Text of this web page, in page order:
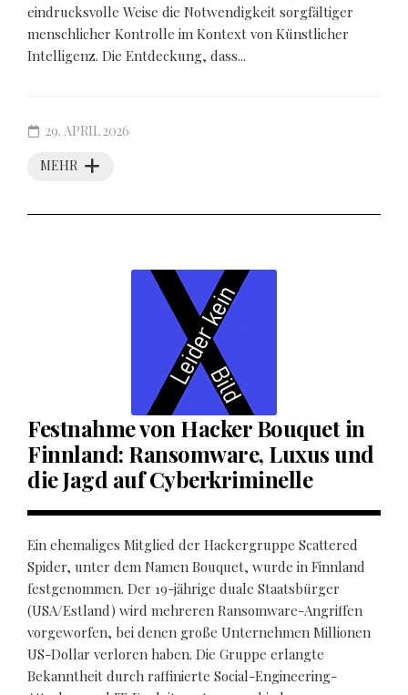
eindrucksvolle Weise die Notwendigkeit sorgfältiger
menschlicher Kontrolle im Kontext von Künstlicher
Intelligenz. Die Entdeckung, dass...
MEHR
29. APRIL 2026
Festnahme von Hacker Bouquet in
Finnland: Ransomware, Luxus und
die Jagd auf Cyberkriminelle
Ein ehemaliges Mitglied der Hackergruppe Scattered
Spider, unter dem Namen Bouquet, wurde in Finnland
festgenommen. Der 19-jährige duale Staatsbürger
(USA/Estland) wird mehreren Ransomware-Angriffen
vorgeworfen, bei denen große Unternehmen Millionen
US-Dollar verloren haben. Die Gruppe erlangte
Bekanntheit durch raffinierte Social-Engineering-